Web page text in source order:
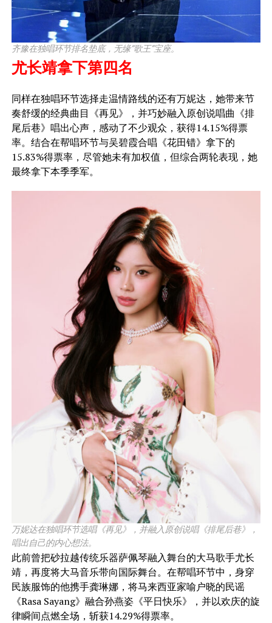
齐豫在独唱环节排名垫底，无缘“歌王”宝座。
尤长靖拿下第四名
​同样在独唱环节选择走温情路线的还有万妮达，她带来节
奏舒缓的经典曲目《再见》，并巧妙融入原创说唱曲《排
尾后巷》唱出心声，感动了不少观众，获得14.15%得票
率。结合在帮唱环节与吴碧霞合唱《花田错》拿下的
15.83%得票率，尽管她未有加权值，但综合两轮表现，她
最终拿下本季季军。
万妮达在独唱环节选唱《再见》，并融入原创说唱《排尾后巷》，
唱出自己的内心想法。
​此前曾把砂拉越传统乐器萨佩琴融入舞台的大马歌手尤长
靖，再度将大马音乐带向国际舞台。在帮唱环节中，身穿
民族服饰的他携手龚琳娜，将马来西亚家喻户晓的民谣
《Rasa Sayang》融合孙燕姿《平日快乐》，并以欢庆的旋
律瞬间点燃全场，斩获14.29%得票率。